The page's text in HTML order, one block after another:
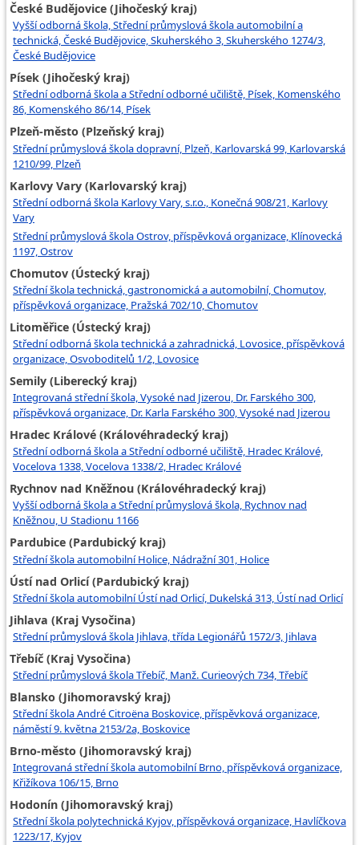
České Budějovice (Jihočeský kraj)
Vyšší odborná škola, Střední průmyslová škola automobilní a
technická, České Budějovice, Skuherského 3, Skuherského 1274/3,
České Budějovice
Písek (Jihočeský kraj)
Střední odborná škola a Střední odborné učiliště, Písek, Komenského
86, Komenského 86/14, Písek
Plzeň-město (Plzeňský kraj)
Střední průmyslová škola dopravní, Plzeň, Karlovarská 99, Karlovarská
1210/99, Plzeň
Karlovy Vary (Karlovarský kraj)
Střední odborná škola Karlovy Vary, s.r.o., Konečná 908/21, Karlovy
Vary
Střední průmyslová škola Ostrov, příspěvková organizace, Klínovecká
1197, Ostrov
Chomutov (Ústecký kraj)
Střední škola technická, gastronomická a automobilní, Chomutov,
příspěvková organizace, Pražská 702/10, Chomutov
Litoměřice (Ústecký kraj)
Střední odborná škola technická a zahradnická, Lovosice, příspěvková
organizace, Osvoboditelů 1/2, Lovosice
Semily (Liberecký kraj)
Integrovaná střední škola, Vysoké nad Jizerou, Dr. Farského 300,
příspěvková organizace, Dr. Karla Farského 300, Vysoké nad Jizerou
Hradec Králové (Královéhradecký kraj)
Střední odborná škola a Střední odborné učiliště, Hradec Králové,
Vocelova 1338, Vocelova 1338/2, Hradec Králové
Rychnov nad Kněžnou (Královéhradecký kraj)
Vyšší odborná škola a Střední průmyslová škola, Rychnov nad
Kněžnou, U Stadionu 1166
Pardubice (Pardubický kraj)
Střední škola automobilní Holice, Nádražní 301, Holice
Ústí nad Orlicí (Pardubický kraj)
Střední škola automobilní Ústí nad Orlicí, Dukelská 313, Ústí nad Orlicí
Jihlava (Kraj Vysočina)
Střední průmyslová škola Jihlava, třída Legionářů 1572/3, Jihlava
Třebíč (Kraj Vysočina)
Střední průmyslová škola Třebíč, Manž. Curieových 734, Třebíč
Blansko (Jihomoravský kraj)
Střední škola André Citroëna Boskovice, příspěvková organizace,
náměstí 9. května 2153/2a, Boskovice
Brno-město (Jihomoravský kraj)
Integrovaná střední škola automobilní Brno, příspěvková organizace,
Křižíkova 106/15, Brno
Hodonín (Jihomoravský kraj)
Střední škola polytechnická Kyjov, příspěvková organizace, Havlíčkova
1223/17, Kyjov